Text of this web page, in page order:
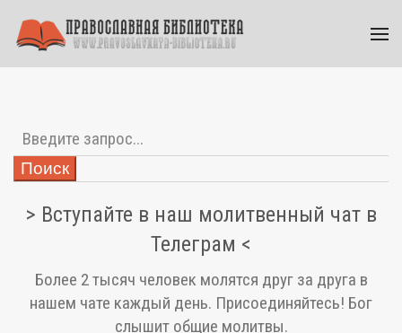
Поиск
> Вступайте в наш молитвенный чат в
Телеграм <
Более 2 тысяч человек молятся друг за друга в
нашем чате каждый день. Присоединяйтесь! Бог
слышит общие молитвы.